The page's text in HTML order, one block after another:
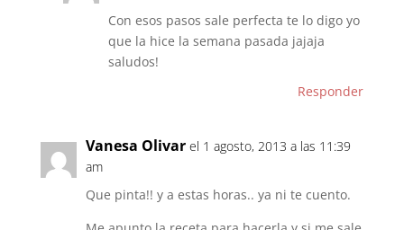
Con esos pasos sale perfecta te lo digo yo
que la hice la semana pasada jajaja
saludos!
Responder
Vanesa Olivar el 1 agosto, 2013 a las 11:39
am
Que pinta!! y a estas horas.. ya ni te cuento.